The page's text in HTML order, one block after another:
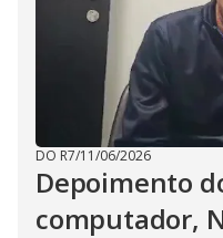
DO R7/11/06/2026
Depoimento
computador,